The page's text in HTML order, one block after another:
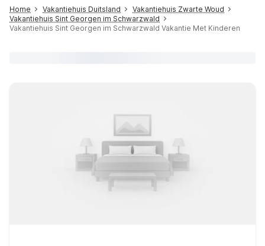
Home Vakantiehuis Duitsland
Vakantiehuis Zwarte Woud
Vakantiehuis Sint Georgen im Schwarzwald
Vakantiehuis Sint Georgen im Schwarzwald Vakantie Met Kinderen